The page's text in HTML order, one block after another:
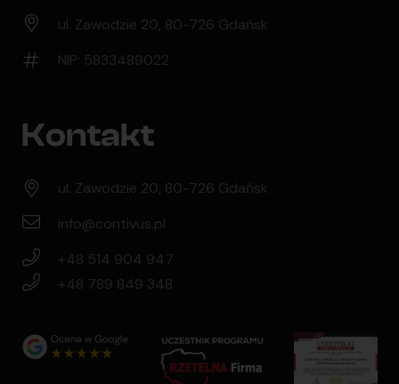
ul. Zawodzie 20, 80-726 Gdańsk
NIP: 5833489022
Kontakt
ul. Zawodzie 20, 80-726 Gdańsk
info@contivus.pl
+48 514 904 947
+48 789 849 348